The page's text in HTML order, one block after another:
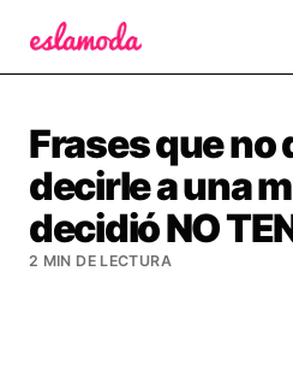
Frases que no
decirle a una
decidió NO
2 MIN DE LECTURA